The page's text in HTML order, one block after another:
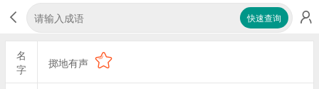
快速查询
名
字
掷地有声